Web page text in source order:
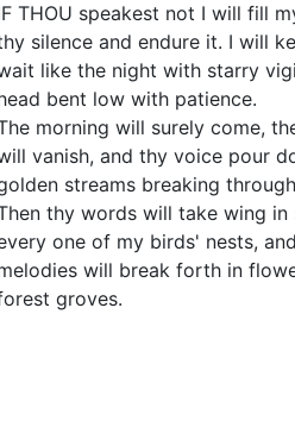
THOU speakest not I will fill
silence and endure it. I will
like the night with starry
bent low with patience.
morning will surely come,
vanish, and thy voice pour
streams breaking
thy words will take wing in
one of my birds' nests,
will break forth in
groves.